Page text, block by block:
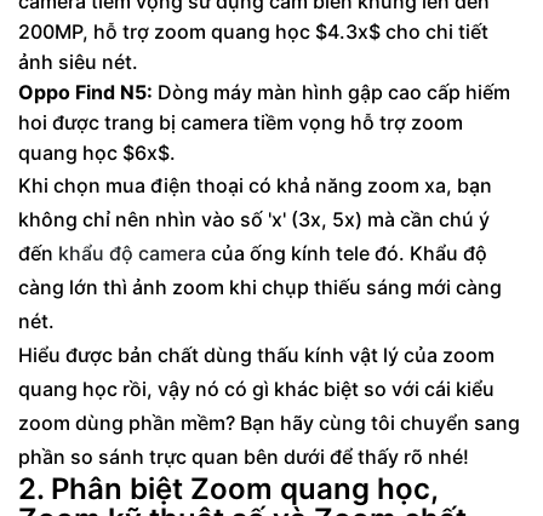
200MP, hỗ trợ zoom quang học $4.3x$ cho chi tiết
ảnh siêu nét.
Oppo Find N5: Dòng máy màn hình gập cao cấp hiếm
hoi được trang bị camera tiềm vọng hỗ trợ zoom
quang học $6x$.
Khi chọn mua điện thoại có khả năng zoom xa, bạn
không chỉ nên nhìn vào số 'x' (3x, 5x) mà cần chú ý
đến khẩu độ camera của ống kính tele đó. Khẩu độ
càng lớn thì ảnh zoom khi chụp thiếu sáng mới càng
nét.
Hiểu được bản chất dùng thấu kính vật lý của zoom
quang học rồi, vậy nó có gì khác biệt so với cái kiểu
zoom dùng phần mềm? Bạn hãy cùng tôi chuyển sang
phần so sánh trực quan bên dưới để thấy rõ nhé!
2. Phân biệt Zoom quang học,